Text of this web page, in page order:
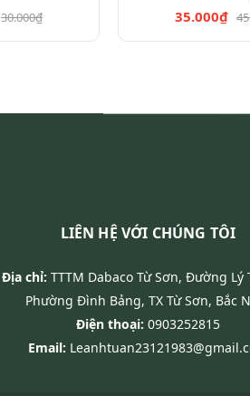
30.000₫
35.000₫
LIÊN HỆ VỚI CHÚNG TÔI
Địa chỉ: TTTM Dabaco Từ Sơn, Đường Lý
Phường Đình Bảng, TX Từ Sơn, Bắc
Điện thoại: 0903252815
Email: